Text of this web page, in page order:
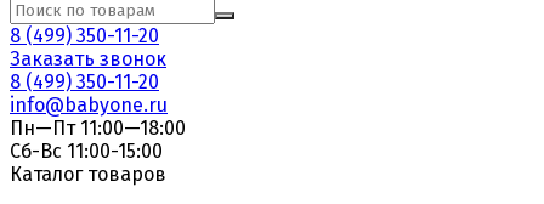
8 (499) 350-11-20
Заказать звонок
8 (499) 350-11-20
info@babyone.ru
Пн—Пт 11:00—18:00
Сб-Вс 11:00-15:00
Каталог товаров